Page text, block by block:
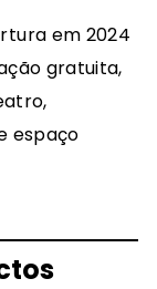
em 2024
gratuita,
espaço